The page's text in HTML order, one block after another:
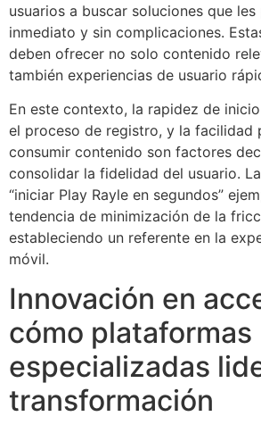
usuarios a buscar soluciones que
inmediato y sin complicaciones.
deben ofrecer no solo contenido
también experiencias de usuario
En este contexto, la rapidez de
el proceso de registro, y la facilidad
consumir contenido son factores
consolidar la fidelidad del usuario.
“iniciar Play Rayle en segundos”
tendencia de minimización de la
estableciendo un referente en la
móvil.
Innovación en
cómo plataformas
especializadas
transformación